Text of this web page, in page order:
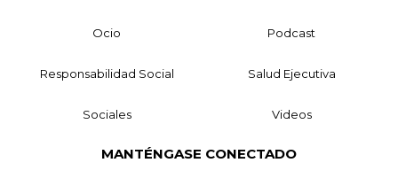
Ocio Podcast
Responsabilidad Social Salud Ejecutiva
Sociales Videos
MANTÉNGASE CONECTADO